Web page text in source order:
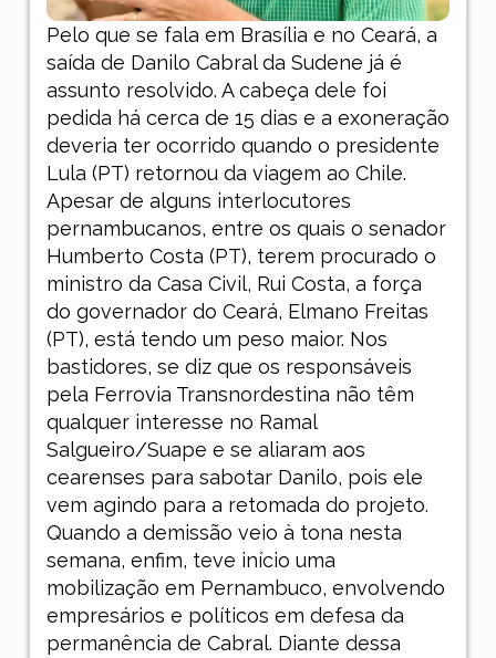
Pelo que se fala em Brasília e no Ceará, a
saída de Danilo Cabral da Sudene já é
assunto resolvido. A cabeça dele foi
pedida há cerca de 15 dias e a exoneração
deveria ter ocorrido quando o presidente
Lula (PT) retornou da viagem ao Chile.
Apesar de alguns interlocutores
pernambucanos, entre os quais o senador
Humberto Costa (PT), terem procurado o
ministro da Casa Civil, Rui Costa, a força
do governador do Ceará, Elmano Freitas
(PT), está tendo um peso maior. Nos
bastidores, se diz que os responsáveis
pela Ferrovia Transnordestina não têm
qualquer interesse no Ramal
Salgueiro/Suape e se aliaram aos
cearenses para sabotar Danilo, pois ele
vem agindo para a retomada do projeto.
Quando a demissão veio à tona nesta
semana, enfim, teve início uma
mobilização em Pernambuco, envolvendo
empresários e políticos em defesa da
permanência de Cabral. Diante dessa